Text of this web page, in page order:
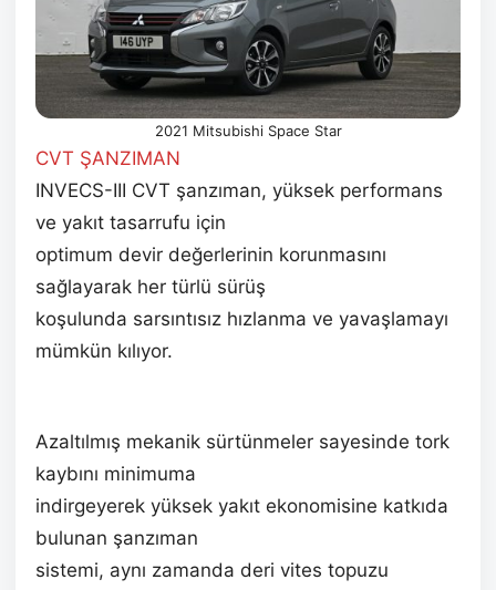
2021 Mitsubishi Space Star
CVT ŞANZIMAN
INVECS-III CVT şanzıman, yüksek performans
ve yakıt tasarrufu için
optimum devir değerlerinin korunmasını
sağlayarak her türlü sürüş
koşulunda sarsıntısız hızlanma ve yavaşlamayı
mümkün kılıyor.
Azaltılmış mekanik sürtünmeler sayesinde tork
kaybını minimuma
indirgeyerek yüksek yakıt ekonomisine katkıda
bulunan şanzıman
sistemi, aynı zamanda deri vites topuzu